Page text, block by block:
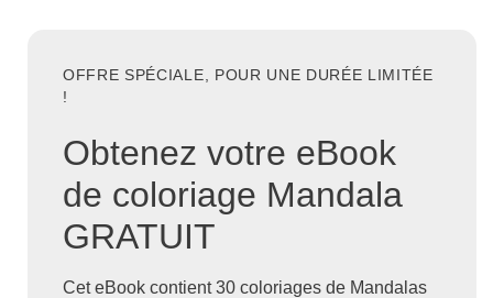
OFFRE SPÉCIALE, POUR UNE DURÉE LIMITÉE
!
Obtenez votre eBook
de coloriage Mandala
GRATUIT
Cet eBook contient 30 coloriages de Mandalas